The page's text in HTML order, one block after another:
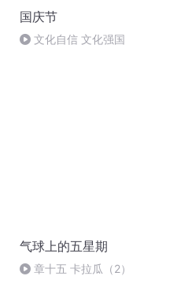
国庆节
文化自信 文化强国
气球上的五星期
章十五 卡拉瓜（2）